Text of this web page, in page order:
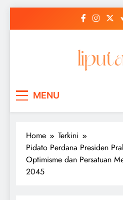
MENU
Home
Terkini
Pidato Perdana Presiden
Optimisme dan Persatuan
2045